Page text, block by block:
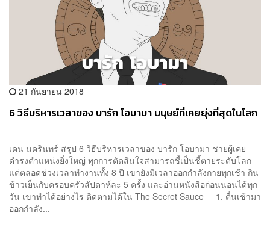
21 กันยายน 2018
6 วิธีบริหารเวลาของ บารัก โอบามา มนุษย์ที่เคยยุ่งที่สุดในโลก
เคน นครินทร์ สรุป 6 วิธีบริหารเวลาของ บารัก โอบามา ชายผู้เคย
ดำรงตำแหน่งยิ่งใหญ่ ทุกการตัดสินใจสามารถชี้เป็นชี้ตายระดับโลก
แต่ตลอดช่วงเวลาทำงานทั้ง 8 ปี เขายังมีเวลาออกกำลังกายทุกเช้า กิน
ข้าวเย็นกับครอบครัวสัปดาห์ละ 5 ครั้ง และอ่านหนังสือก่อนนอนได้ทุก
วัน เขาทำได้อย่างไร ติดตามได้ใน The Secret Sauce 1. ตื่นเช้ามา
ออกกำลัง...